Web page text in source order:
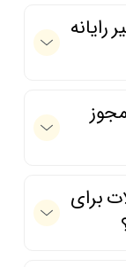
رایانه
برای